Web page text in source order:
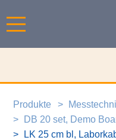
Produkte
DB 20 set, Demo
LK 25 cm bl,